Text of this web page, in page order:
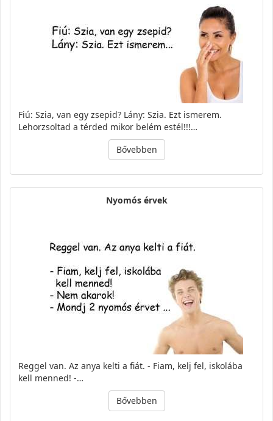
Fiú: Szia, van egy zsepid? Lány: Szia. Ezt ismerem.
Lehorzsoltad a térded mikor belém estél!!!…
Bővebben
Nyomós érvek
Reggel van. Az anya kelti a fiát. - Fiam, kelj fel, iskolába
kell menned! -…
Bővebben